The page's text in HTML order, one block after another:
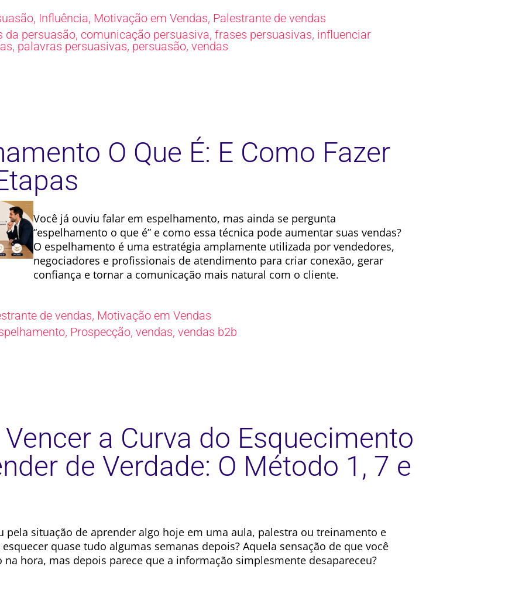
, Influência, Motivação em Vendas, Palestrante de vendas
da persuasão, comunicação persuasiva,frases persuasivas, influenciar
, palavras persuasivas, persuasão,vendas
O Que É: E Como Fazer
Você já ouviu falar em espelhamento, mas ainda se pergunta
“espelhamento o que é” e como essa técnica pode aumentar suas vendas?
O espelhamento é uma estratégia amplamente utilizada por vendedores,
negociadores e profissionais de atendimento para criar conexão, gerar
confiança e tornar a comunicação mais natural com o cliente.
de vendas, Motivação em Vendas
, Prospecção,vendas,vendas b2b
a Curva do Esquecimento
de Verdade: O Método 1, 7 e
pela situação de aprender algo hoje em uma aula, palestra ou treinamento e
quase tudo algumas semanas depois? Aquela sensação de que você
na hora, mas depois parece que a informação simplesmente desapareceu?